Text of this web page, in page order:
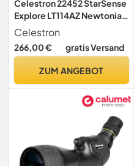
Celestron 22452 StarSense
Explore LT114AZ Newtonian
Reflector Telescope,
Smartphone-App-fähiges
Dobson-Tischteleskop mit
iOS/Android kompatibel
Celestron
266,00 € gratis Versand
ZUM ANGEBOT